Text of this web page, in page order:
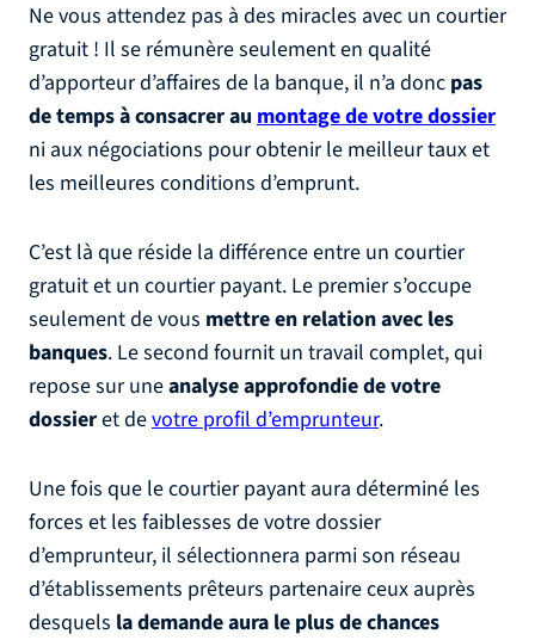
Ne vous attendez pas à des miracles avec un courtier
gratuit ! Il se rémunère seulement en qualité
d’apporteur d’affaires de la banque, il n’a donc pas
de temps à consacrer au montage de votre dossier
ni aux négociations pour obtenir le meilleur taux et
les meilleures conditions d’emprunt.
C’est là que réside la différence entre un courtier
gratuit et un courtier payant. Le premier s’occupe
seulement de vous mettre en relation avec les
banques. Le second fournit un travail complet, qui
repose sur uneanalyse approfondie de votre
dossieret devotre profil d’emprunteur.
Une fois que le courtier payant aura déterminé les
forces et les faiblesses de votre dossier
d’emprunteur, il sélectionnera parmi son réseau
d’établissements prêteurs partenaire ceux auprès
desquels la demande aura le plus de chances